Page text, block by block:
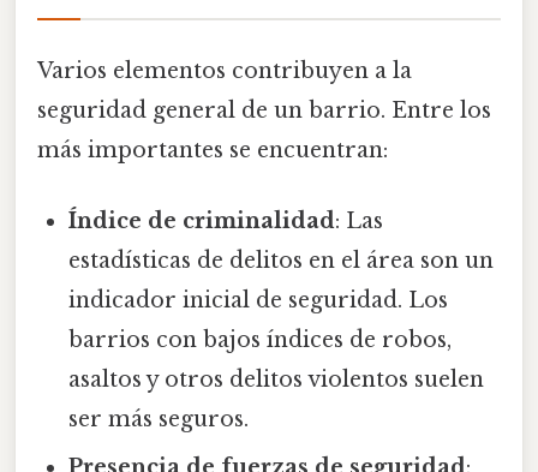
Varios elementos contribuyen a la
seguridad general de un barrio. Entre los
más importantes se encuentran:
Índice de criminalidad: Las
estadísticas de delitos en el área son un
indicador inicial de seguridad. Los
barrios con bajos índices de robos,
asaltos y otros delitos violentos suelen
ser más seguros.